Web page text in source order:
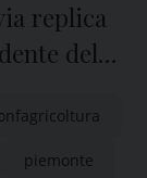
replica
del
piemonte